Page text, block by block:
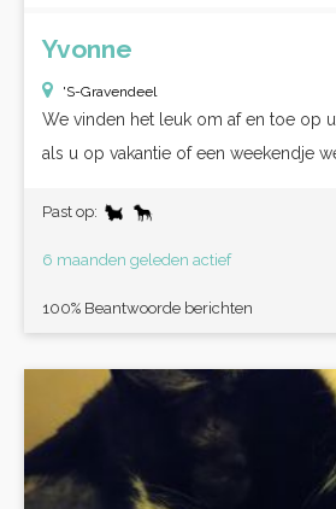
Yvonne
'S-Gravendeel
We vinden het leuk om af en toe op
als u op vakantie of een weekendje
Past op:
6 maanden geleden actief
100% Beantwoorde berichten